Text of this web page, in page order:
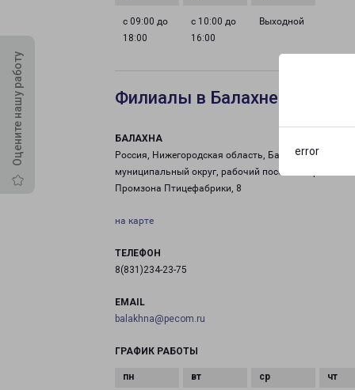
error
Оцените нашу работу
с 09:00 до
18:00
с 10:00 до
16:00
Выходной
Филиалы в Балахне
БАЛАХНА
Россия, Нижегородская область, Балахнинский
муниципальный округ, рабочий посёлок Первое
Промзона Птицефабрики, 8
на карте
ТЕЛЕФОН
8(831)234-23-75
EMAIL
balakhna@pecom.ru
ГРАФИК РАБОТЫ